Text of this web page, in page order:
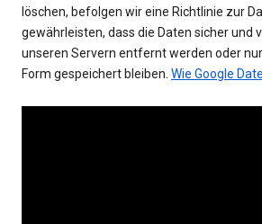
löschen, befolgen wir eine Richtlinie zur
gewährleisten, dass die Daten sicher und
unseren Servern entfernt werden oder
Form gespeichert bleiben. Wie Google